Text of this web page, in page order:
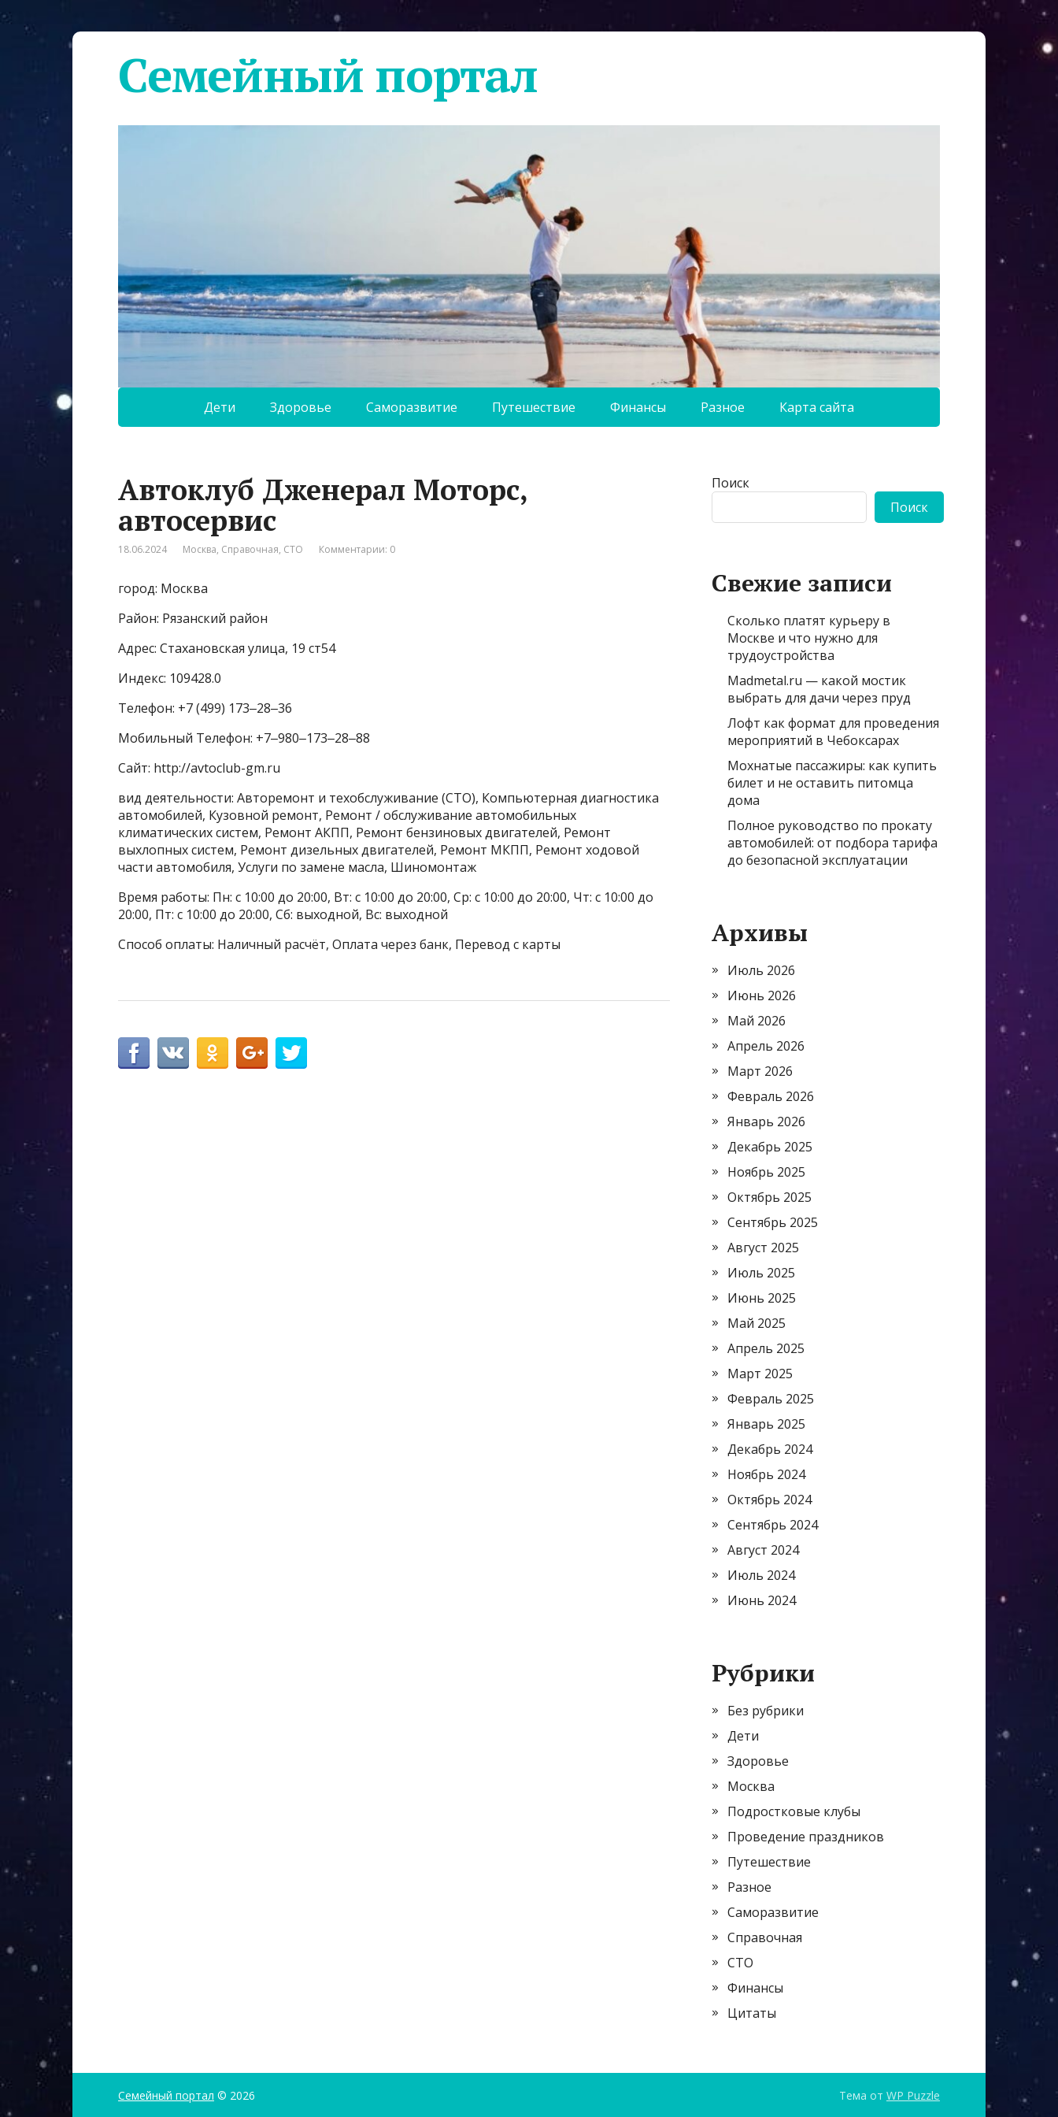
Семейный портал
Дети Здоровье Саморазвитие Путешествие Финансы Разное Карта сайта
Автоклуб Дженерал Моторс,
автосервис
18.06.2024 Москва, Справочная, СТО Комментарии: 0
город: Москва
Район: Рязанский район
Адрес: Стахановская улица, 19 ст54
Индекс: 109428.0
Телефон: +7 (499) 173‒28‒36
Мобильный Телефон: +7‒980‒173‒28‒88
Сайт: http://avtoclub-gm.ru
вид деятельности: Авторемонт и техобслуживание (СТО), Компьютерная диагностика
автомобилей, Кузовной ремонт, Ремонт / обслуживание автомобильных
климатических систем, Ремонт АКПП, Ремонт бензиновых двигателей, Ремонт
выхлопных систем, Ремонт дизельных двигателей, Ремонт МКПП, Ремонт ходовой
части автомобиля, Услуги по замене масла, Шиномонтаж
Время работы: Пн: с 10:00 до 20:00, Вт: с 10:00 до 20:00, Ср: с 10:00 до 20:00, Чт: с 10:00 до
20:00, Пт: с 10:00 до 20:00, Сб: выходной, Вс: выходной
Способ оплаты: Наличный расчёт, Оплата через банк, Перевод с карты
Поиск
Поиск
Свежие записи
Сколько платят курьеру в
Москве и что нужно для
трудоустройства
Madmetal.ru — какой мостик
выбрать для дачи через пруд
Лофт как формат для проведения
мероприятий в Чебоксарах
Мохнатые пассажиры: как купить
билет и не оставить питомца
дома
Полное руководство по прокату
автомобилей: от подбора тарифа
до безопасной эксплуатации
Архивы
Июль 2026
Июнь 2026
Май 2026
Апрель 2026
Март 2026
Февраль 2026
Январь 2026
Декабрь 2025
Ноябрь 2025
Октябрь 2025
Сентябрь 2025
Август 2025
Июль 2025
Июнь 2025
Май 2025
Апрель 2025
Март 2025
Февраль 2025
Январь 2025
Декабрь 2024
Ноябрь 2024
Октябрь 2024
Сентябрь 2024
Август 2024
Июль 2024
Июнь 2024
Рубрики
Без рубрики
Дети
Здоровье
Москва
Подростковые клубы
Проведение праздников
Путешествие
Разное
Саморазвитие
Справочная
СТО
Финансы
Цитаты
Семейный портал © 2026 Тема от WP Puzzle